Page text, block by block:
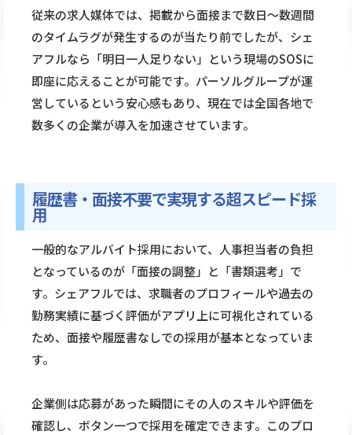
従来の求人媒体では、掲載から面接まで数日〜数週間
のタイムラグが発生するのが当たり前でしたが、シェ
アフルなら「明日一人足りない」という現場のSOSに
即座に応えることが可能です。パーソルグループが運
営しているという安心感もあり、現在では全国各地で
数多くの企業が導入を加速させています。
履歴書・面接不要で実現する超スピード採
用
一般的なアルバイト採用において、人事担当者の負担
となっているのが「面接の調整」と「書類選考」で
す。シェアフルでは、求職者のプロフィールや過去の
勤務実績に基づく評価がアプリ上に可視化されている
ため、面接や履歴書なしでの採用が基本となっていま
す。
企業側は応募があった瞬間にその人のスキルや評価を
確認し、ボタン一つで採用を確定できます。このプロ